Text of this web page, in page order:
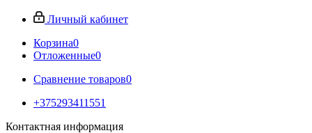
Личный кабинет
Корзина0
Отложенные0
Сравнение товаров0
+375293411551
Контактная информация